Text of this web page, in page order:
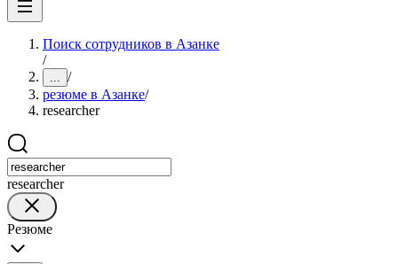
Поиск сотрудников в Азанке
/
... /
резюме в Азанке/
researcher
researcher
Резюме